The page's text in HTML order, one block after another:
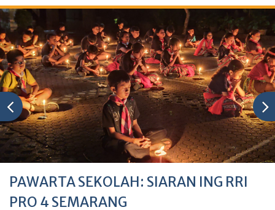
PAWARTA SEKOLAH: SIARAN ING RRI
PRO 4 SEMARANG